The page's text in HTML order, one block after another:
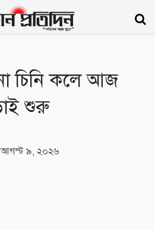
চিনি কলে আজ
শুরু
আগস্ট ৯, ২০২৬